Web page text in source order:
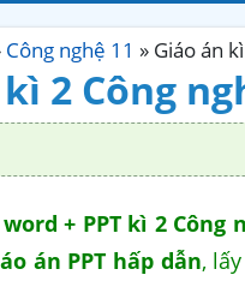
Công nghệ 11 » Giáo án
2 Công
+ PPT kì 2 Công
án PPT hấp dẫn,